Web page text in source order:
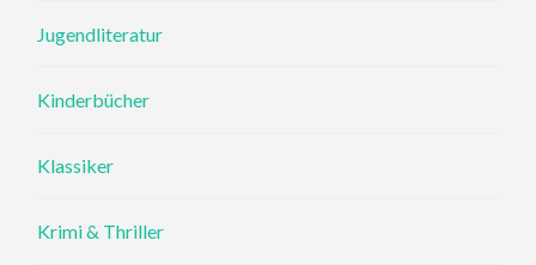
Jugendliteratur
Kinderbücher
Klassiker
Krimi & Thriller